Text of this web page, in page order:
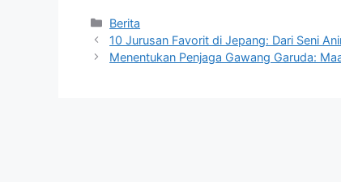
Kategori
Berita
10 Jurusan Favorit di Jepang: Dari Seni
Menentukan Penjaga Gawang Garuda: